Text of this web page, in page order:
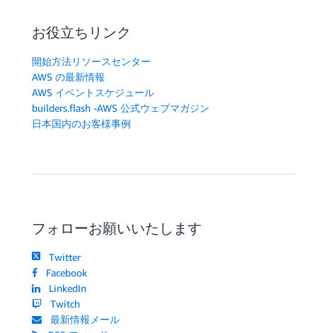
お役立ちリンク
開始方法リソースセンター
AWS の最新情報
AWS イベントスケジュール
builders.flash -AWS 公式ウェブマガジン
日本国内のお客様事例
フォローお願いいたします
Twitter
Facebook
LinkedIn
Twitch
最新情報メール